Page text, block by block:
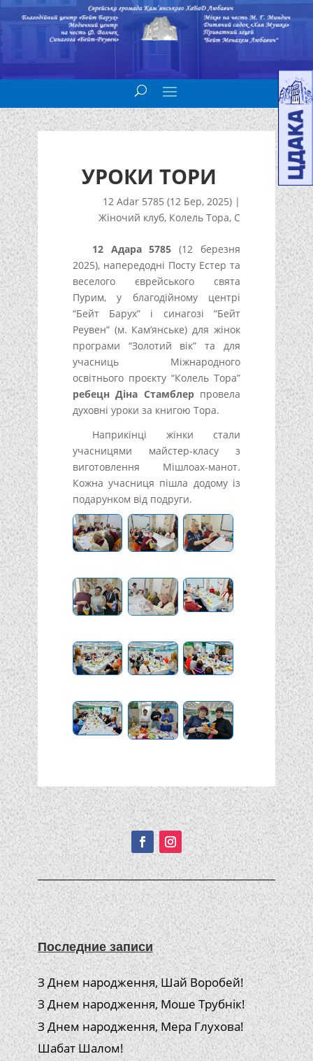
УРОКИ ТОРИ
12 Adar 5785 (12 Бер, 2025) |
Жіночий клуб, Колель Тора, С
12 Адара 5785 (12 березня
2025), напередодні Посту Естер та
веселого єврейського свята
Пурим, у благодійному центрі
“Бейт Барух” і синагозі “Бейт
Реувен” (м. Кам’янське) для жінок
програми “Золотий вік” та для
учасниць Міжнародного
освітнього проєкту “Колель Тора”
ребецн Діна Стамблерпровела
духовні уроки за книгою Тора.
Наприкінці жінки стали
учасницями майстер-класу з
виготовлення Мішлоах-манот.
Кожна учасниця пішла додому із
подарунком від подруги.
Подписывайтесь!
Последние записи
З Днем народження, Шай Воробей!
З Днем народження, Моше Трубнік!
З Днем народження, Мера Глухова!
Шабат Шалом!